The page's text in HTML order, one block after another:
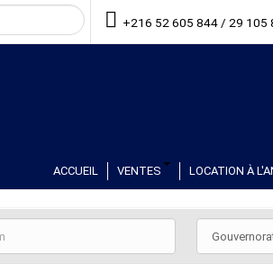
+216 52 605 844 / 29 105
ACCUEIL VENTES LOCATION À